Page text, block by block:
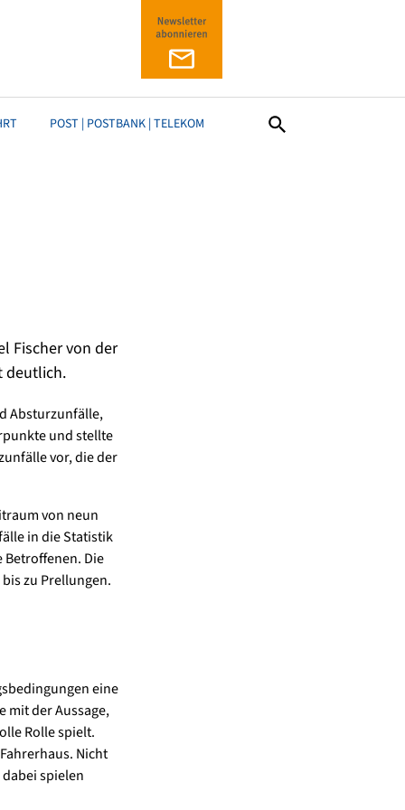
POST | POSTBANK | TELEKOM
Fischer von der
deutlich.
Absturzunfälle,
und stellte
vor, die der
von neun
in die Statistik
Betroffenen. Die
zu Prellungen.
eine
mit der Aussage,
Rolle spielt.
Nicht
spielen